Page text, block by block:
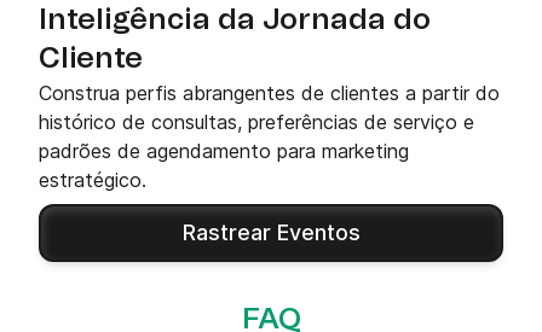
Inteligência da Jornada do
Cliente
Construa perfis abrangentes de clientes a partir do
histórico de consultas, preferências de serviço e
padrões de agendamento para marketing
estratégico.
Rastrear Eventos
FAQ